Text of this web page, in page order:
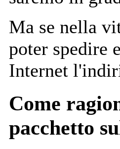
Ma se nella
poter spedire
Internet
Come
pacchetto